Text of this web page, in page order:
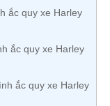
ắc quy xe Harley
ắc quy xe Harley
ắc quy xe Harley